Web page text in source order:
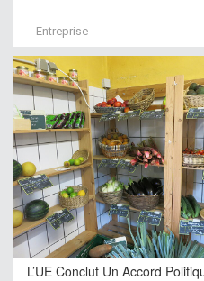
Entreprise
L’UE Conclut Un Accord